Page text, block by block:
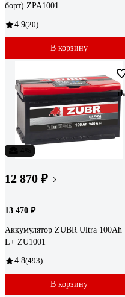
борт) ZPA1001
4.9(20)
В корзину
12 870 ₽
13 470 ₽
Аккумулятор ZUBR Ultra 100Ah
L+ ZU1001
4.8(493)
В корзину